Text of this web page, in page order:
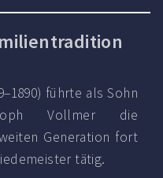
führte als Sohn
Vollmer die
Generation fort
tätig.